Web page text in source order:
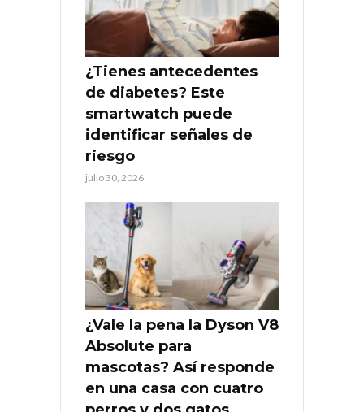
¿Tienes antecedentes
de diabetes? Este
smartwatch puede
identificar señales de
riesgo
julio 30, 2026
¿Vale la pena la Dyson V8
Absolute para
mascotas? Así responde
en una casa con cuatro